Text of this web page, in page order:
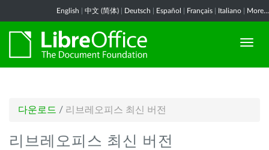
English 中文 (简体) Deutsch Español Français Italiano More...
다운로드 / 리브레오피스 최신 버전
리브레오피스 최신 버전